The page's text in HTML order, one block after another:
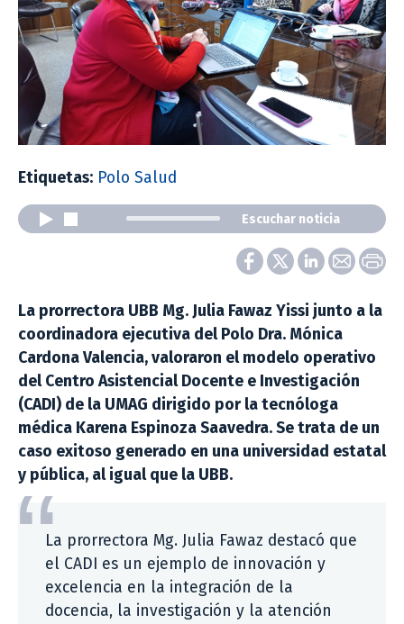
Etiquetas: Polo Salud
Escuchar noticia
La prorrectora UBB Mg. Julia Fawaz Yissi junto a la
coordinadora ejecutiva del Polo Dra. Mónica
Cardona Valencia, valoraron el modelo operativo
del Centro Asistencial Docente e Investigación
(CADI) de la UMAG dirigido por la tecnóloga
médica Karena Espinoza Saavedra. Se trata de un
caso exitoso generado en una universidad estatal
y pública, al igual que la UBB.
La prorrectora Mg. Julia Fawaz destacó que
el CADI es un ejemplo de innovación y
excelencia en la integración de la
docencia, la investigación y la atención